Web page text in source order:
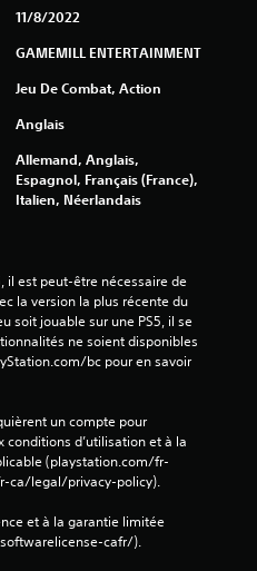
11/8/2022
GAMEMILL ENTERTAINMENT
Jeu De Combat, Action
Anglais
Allemand, Anglais,
Espagnol, Français (France),
Italien, Néerlandais
il est peut-être nécessaire de
la version la plus récente du
soit jouable sur une PS5, il se
ne soient disponibles
bc pour en savoir
un compte pour
conditions d’utilisation et à la
(playstation.com/fr-
ca/legal/privacy-policy).
et à la garantie limitée
cafr/).